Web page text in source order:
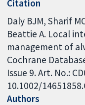
Citation
Daly BJM, Sharif
Beattie A. Local
management of
Cochrane
Issue 9. Art. No.:
10.1002/
Authors